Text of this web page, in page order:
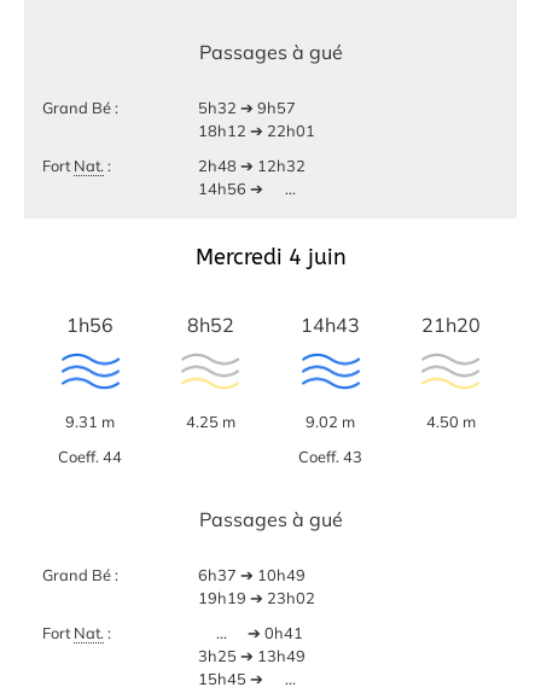
Passages à gué
Grand Bé :
5h32 ➔ 9h57
18h12 ➔ 22h01
Fort Nat. :
2h48 ➔ 12h32
14h56 ➔
...
Mercredi 4 juin
1h56
9.31 m
Coeff. 44
8h52
4.25 m
14h43
9.02 m
Coeff. 43
21h20
4.50 m
Passages à gué
Grand Bé :
6h37 ➔ 10h49
19h19 ➔ 23h02
Fort Nat. : ...
➔ 0h41
3h25 ➔ 13h49
15h45 ➔
...